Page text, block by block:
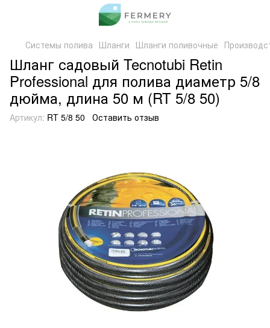
Системы полива Шланги Шланги поливочные
Шланг садовый Tecnotubi Retin
Professional для полива диаметр 5/8
дюйма, длина 50 м (RT 5/8 50)
Артикул: RT 5/8 50 Оставить отзыв